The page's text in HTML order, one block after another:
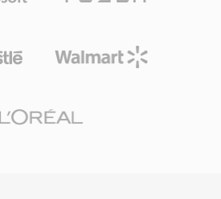
sağlamıştır. Modern
MP4 ve diğer gelişmiş
ve bant genişliği
ortasında özellikle Doğu ve
sınırlı olduğu ancak
dağıtımı için yaygın